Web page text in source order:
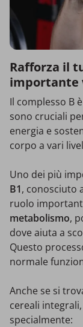
Rafforza il
importante
Il complesso B
sono cruciali
energia e
corpo a vari
Uno dei più
B1, conosciuto
ruolo
metabolismo,
dove aiuta a
Questo
normale
Anche se si
cereali
specialmente: